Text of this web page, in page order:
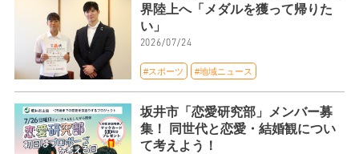
界陸上へ「メダルを獲って帰りた
い」
2026/07/24
#スポーツ #地域ニュース
坂井市「恋愛研究部」メンバー募
集！ 同世代と恋愛・結婚観につい
て考えよう！